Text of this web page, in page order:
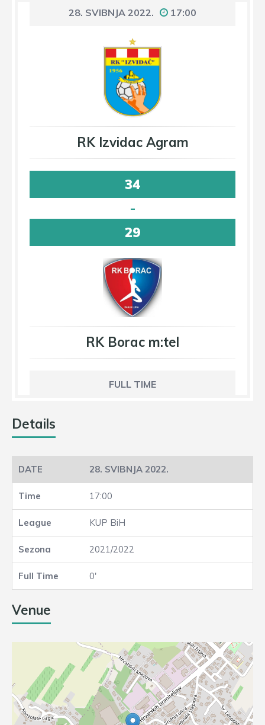
28. SVIBNJA 2022. 17:00
RK Izvidac Agram
34
-
29
RK Borac m:tel
FULL TIME
Details
28. SVIBNJA 2022.
17:00
KUP BiH
2021/2022
0'
Venue